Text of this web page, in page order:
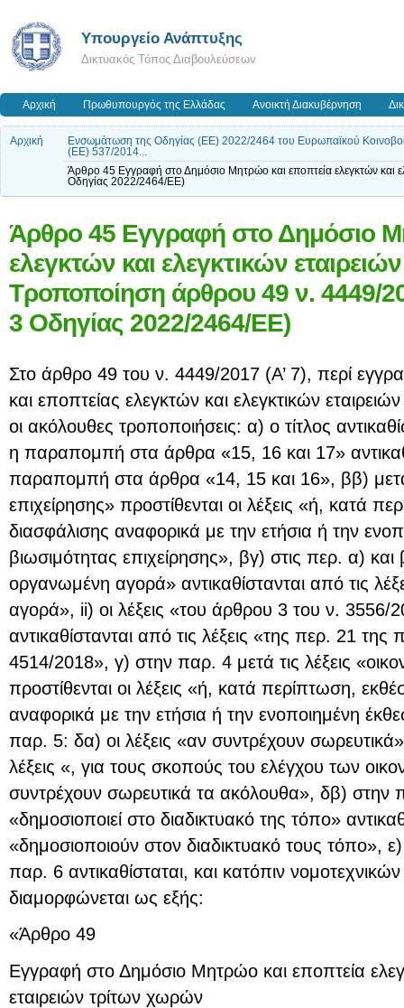
Υπουργείο Ανάπτυξης
Δικτυακός Τόπος Διαβουλεύσεων
Αρχική Πρωθυπουργός της Ελλάδας Ανοικτή Διακυβέρνηση
Αρχική
Ενσωμάτωση της Οδηγίας (ΕΕ) 2022/2464 του Ευρωπαϊκού
(ΕΕ) 537/2014...
Άρθρο 45 Εγγραφή στο Δημόσιο Μητρώο και εποπτεία ελεγκτών
Οδηγίας 2022/2464/ΕΕ)
Άρθρο 45 Εγγραφή στο Δημόσιο
ελεγκτών και ελεγκτικών
Τροποποίηση άρθρου 49 ν. 4449/
3 Οδηγίας 2022/2464/ΕΕ)
Στο άρθρο 49 του ν. 4449/2017 (Α’ 7), περί
και εποπτείας ελεγκτών και ελεγκτικών
οι ακόλουθες τροποποιήσεις: α) ο τίτλος
η παραπομπή στα άρθρα «15, 16 και 17»
παραπομπή στα άρθρα «14, 15 και 16», ββ) μετά
επιχείρησης» προστίθενται οι λέξεις «ή, κατά
διασφάλισης αναφορικά με την ετήσια ή την
βιωσιμότητας επιχείρησης», βγ) στις περ. α) και
οργανωμένη αγορά» αντικαθίστανται από τις
αγορά», ii) οι λέξεις «του άρθρου 3 του ν. 3556/
αντικαθίστανται από τις λέξεις «της περ. 21
4514/2018», γ) στην παρ. 4 μετά τις λέξεις
προστίθενται οι λέξεις «ή, κατά περίπτωση,
αναφορικά με την ετήσια ή την ενοποιημένη
παρ. 5: δα) οι λέξεις «αν συντρέχουν σωρευτικά»
λέξεις «, για τους σκοπούς του ελέγχου των
συντρέχουν σωρευτικά τα ακόλουθα», δβ) στην
«δημοσιοποιεί στο διαδικτυακό της τόπο»
«δημοσιοποιούν στον διαδικτυακό τους τόπο»,
παρ. 6 αντικαθίσταται, και κατόπιν
διαμορφώνεται ως εξής:
«Άρθρο 49
Εγγραφή στο Δημόσιο Μητρώο και εποπτεία
εταιρειών τρίτων χωρών